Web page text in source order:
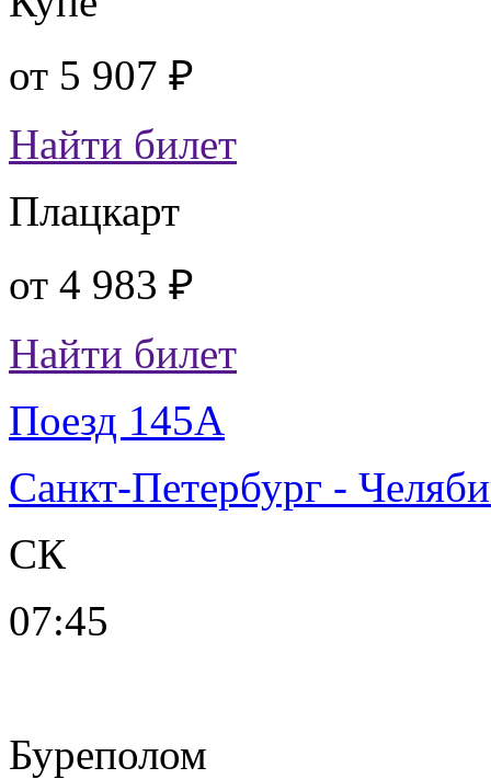
от 5 907 ₽
Найти билет
Плацкарт
от 4 983 ₽
Найти билет
Поезд 145А
Санкт-Петербург -
СК
07:45
Буреполом